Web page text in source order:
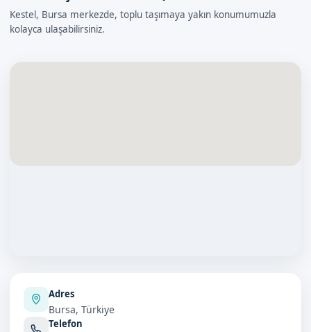
Kestel, Bursa merkezde, toplu taşımaya yakın konumumuzla
kolayca ulaşabilirsiniz.
Adres
Bursa, Türkiye
Telefon